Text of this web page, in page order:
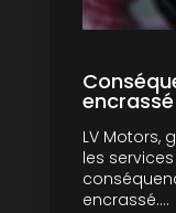
encrassé
LV Motors,
les
encrassé....